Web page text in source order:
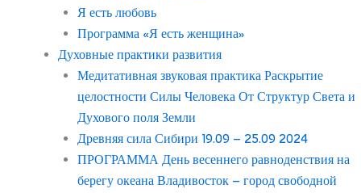
Я есть любовь
Программа «Я есть женщина»
Духовные практики развития
Медитативная звуковая практика Раскрытие
целостности Силы Человека От Структур Света и
Духового поля Земли
Древняя сила Сибири 19.09 – 25.09 2024
ПРОГРАММА День весеннего равноденствия на
берегу океана Владивосток – город свободной